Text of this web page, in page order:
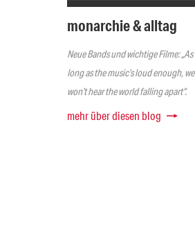
monarchie & alltag
Neue Bands und wichtige Filme: „As
long as the music’s loud enough, we
won’t hear the world falling apart“.
mehr über diesen blog